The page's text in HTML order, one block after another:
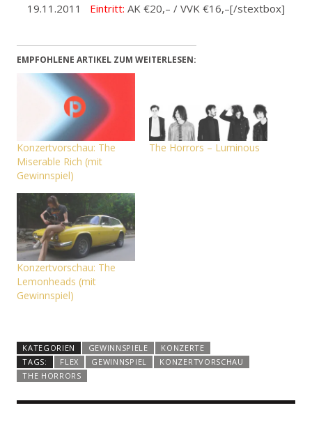
19.11.2011 Eintritt: AK €20,– / VVK €16,–[/stextbox]
EMPFOHLENE ARTIKEL ZUM WEITERLESEN:
Konzertvorschau: The
Miserable Rich (mit
Gewinnspiel)
The Horrors – Luminous
Konzertvorschau: The
Lemonheads (mit
Gewinnspiel)
KATEGORIEN GEWINNSPIELE
KONZERTE
TAGS:
FLEX GEWINNSPIEL
KONZERTVORSCHAU
THE HORRORS